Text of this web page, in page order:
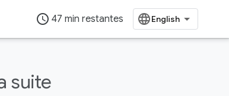
access_time 47 min restantes
suite